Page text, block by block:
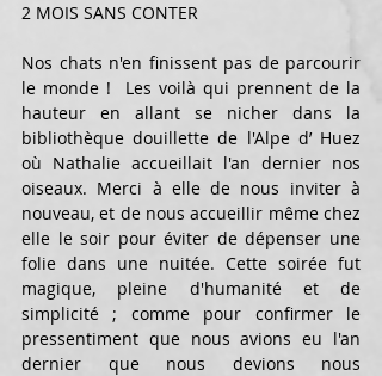
2 MOIS SANS CONTER
Nos chats n'en finissent pas de parcourir
le monde !  Les voilà qui prennent de la
hauteur en allant se nicher dans la
bibliothèque douillette de l'Alpe d’ Huez
où Nathalie accueillait l'an dernier nos
oiseaux. Merci à elle de nous inviter à
nouveau, et de nous accueillir même chez
elle le soir pour éviter de dépenser une
folie dans une nuitée. Cette soirée fut
magique, pleine d'humanité et de
simplicité ; comme pour confirmer le
pressentiment que nous avions eu l'an
dernier que nous devions nous